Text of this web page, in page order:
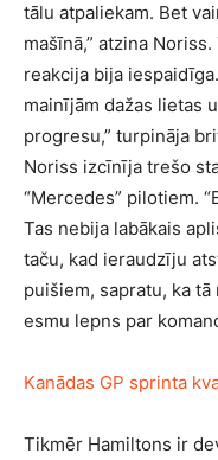
tālu atpaliekam. Bet
mašīnā,” atzina
reakcija bija
mainījām dažas lietas
progresu,” turpināja
Noriss izcīnīja trešo
“Mercedes” pilotiem.
Tas nebija labākais
taču, kad ieraudzīju
puišiem, sapratu, ka
esmu lepns par
Kanādas GP sprinta
Tikmēr Hamiltons ir